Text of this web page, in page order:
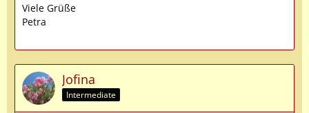
Viele Grüße
Petra
Jofina
Intermediate